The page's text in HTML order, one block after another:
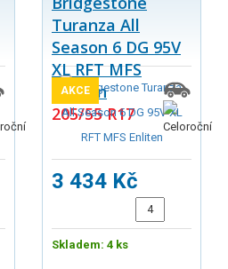
Turanza All
Season 6 DG 95V
XL RFT MFS
Enliten
205/55 R17
AKCE
3 434 Kč
Skladem: 4 ks